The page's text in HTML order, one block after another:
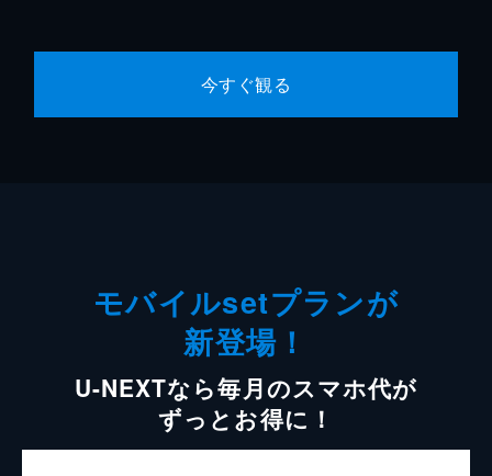
今すぐ観る
モバイルsetプランが
新登場！
U-NEXTなら毎月のスマホ代が
ずっとお得に！